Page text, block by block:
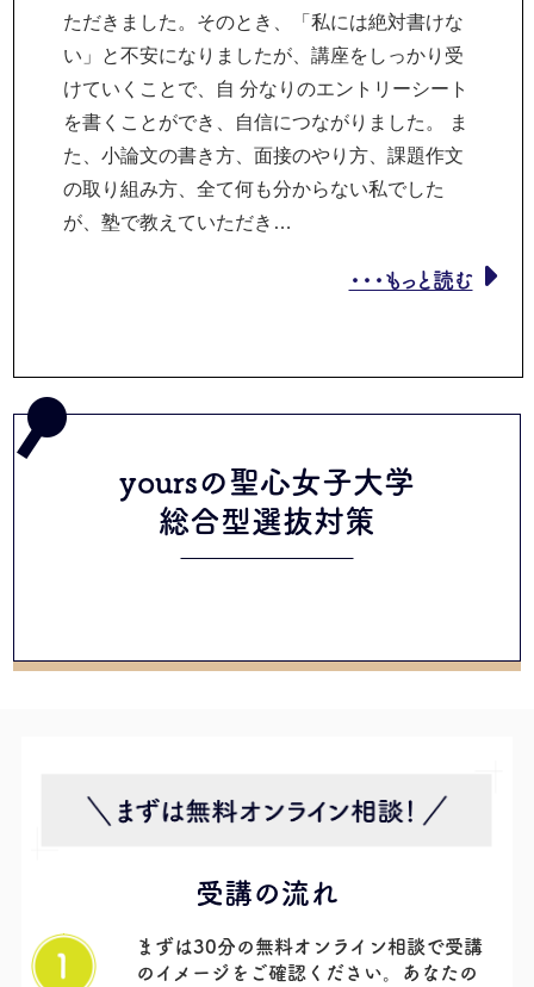
ただきました。そのとき、「私には絶対書けな
い」と不安になりましたが、講座をしっかり受
けていくことで、自 分なりのエントリーシート
を書くことができ、自信につながりました。 ま
た、小論文の書き方、面接のやり方、課題作文
の取り組み方、全て何も分からない私でした
が、塾で教えていただき…
・・・もっと読む
yoursの聖心女子大学
総合型選抜対策
受講の流れ
まずは30分の無料オンライン相談で受講
のイメージをご確認ください。あなたの